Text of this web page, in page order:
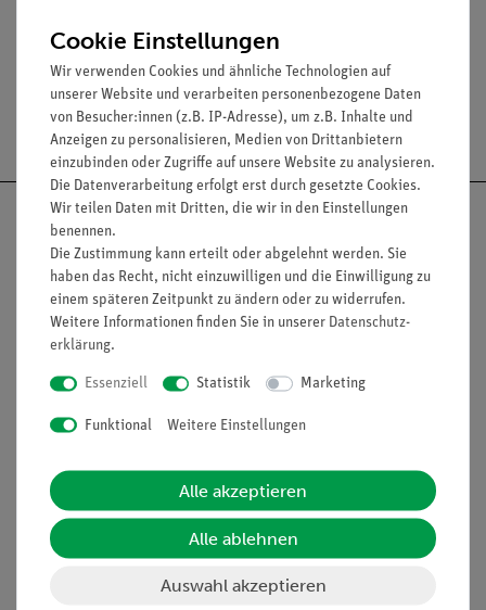
Versandkostenfrei ab 300,- €
Nach oben
Informationen
Projekte und Lösungen
Presse
Stellenangebote
Service
Beratung & Showroom
Inventarisierungs- &
Inbetriebnahme & Schulungen
Cookie Einstellungen
Wir verwenden Cookies und ähnliche Technologien auf
unserer Website und verarbeiten personenbezogene Daten
von Besucher:innen (z.B. IP-Adresse), um z.B. Inhalte und
Anzeigen zu personalisieren, Medien von Drittanbietern
einzubinden oder Zugriffe auf unsere Website zu analysieren.
Die Datenverarbeitung erfolgt erst durch gesetzte Cookies.
Wir teilen Daten mit Dritten, die wir in den Einstellungen
benennen.
Die Zustimmung kann erteilt oder abgelehnt werden. Sie
haben das Recht, nicht einzuwilligen und die Einwilligung zu
einem späteren Zeitpunkt zu ändern oder zu widerrufen.
Weitere Informationen finden Sie in unserer Daten­schutz­
erklärung.
Essenziell Statistik Marketing
Funktional Weitere Einstellungen
Alle akzeptieren
Alle ablehnen
Auswahl akzeptieren